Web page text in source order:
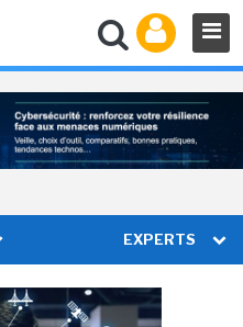
EXPERTS